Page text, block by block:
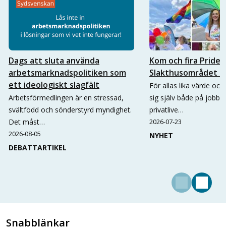
Dags att sluta använda
arbetsmarknadspolitiken som
ett ideologiskt slagfält
Arbetsförmedlingen är en stressad,
svältfödd och sönderstyrd myndighet.
Det måst…
2026-08-05
DEBATTARTIKEL
Kom och fira Pride
Slakthusområdet i
För allas lika värde
sig själv både på
privatlive…
2026-07-23
NYHET
Snabblänkar